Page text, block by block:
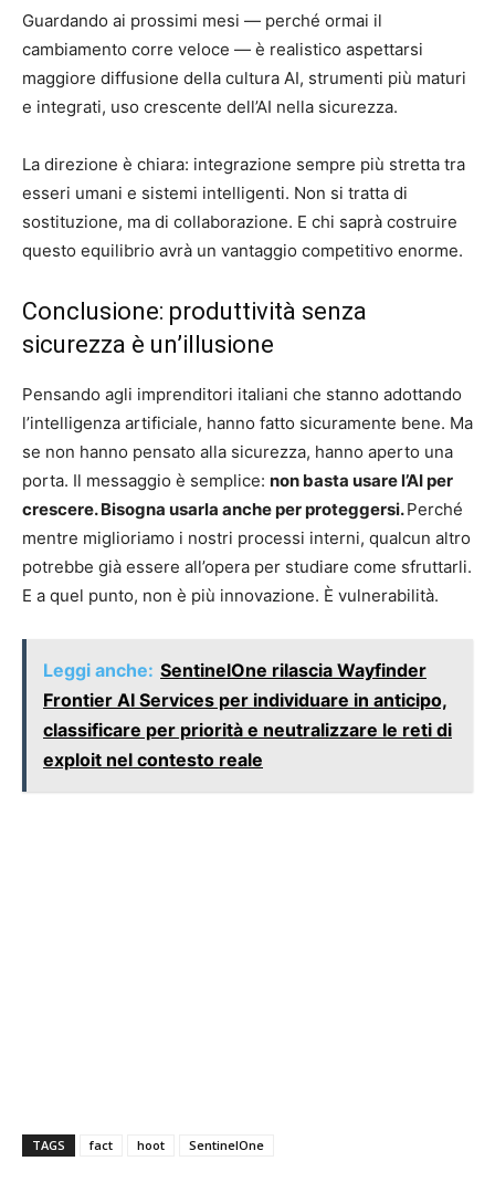
Guardando ai prossimi mesi — perché ormai il
cambiamento corre veloce — è realistico aspettarsi
maggiore diffusione della cultura AI, strumenti più maturi
e integrati, uso crescente dell’AI nella sicurezza.
La direzione è chiara: integrazione sempre più stretta tra
esseri umani e sistemi intelligenti. Non si tratta di
sostituzione, ma di collaborazione. E chi saprà costruire
questo equilibrio avrà un vantaggio competitivo enorme.
Conclusione: produttività senza
sicurezza è un’illusione
Pensando agli imprenditori italiani che stanno adottando
l’intelligenza artificiale, hanno fatto sicuramente bene. Ma
se non hanno pensato alla sicurezza, hanno aperto una
porta. Il messaggio è semplice: non basta usare l’AI per
crescere. Bisogna usarla anche per proteggersi.Perché
mentre miglioriamo i nostri processi interni, qualcun altro
potrebbe già essere all’opera per studiare come sfruttarli.
E a quel punto, non è più innovazione. È vulnerabilità.
Leggi anche: SentinelOne rilascia Wayfinder
Frontier AI Services per individuare in anticipo,
classificare per priorità e neutralizzare le reti di
exploit nel contesto reale
TAGS fact hoot SentinelOne